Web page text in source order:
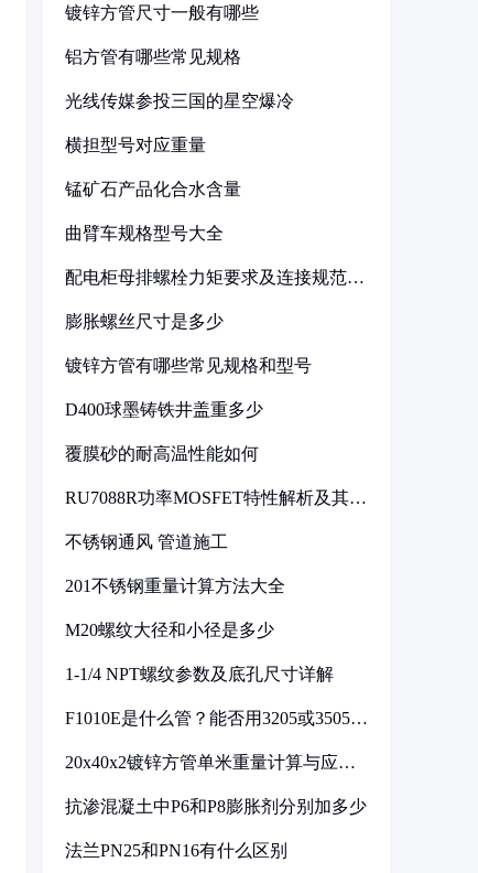
镀锌方管尺寸一般有哪些
铝方管有哪些常见规格
光线传媒参投三国的星空爆冷
横担型号对应重量
锰矿石产品化合水含量
曲臂车规格型号大全
配电柜母排螺栓力矩要求及连接规范详
膨胀螺丝尺寸是多少
镀锌方管有哪些常见规格和型号
D400球墨铸铁井盖重多少
覆膜砂的耐高温性能如何
RU7088R功率MOSFET特性解析及其在
不锈钢通风 管道施工
201不锈钢重量计算方法大全
M20螺纹大径和小径是多少
1-1/4 NPT螺纹参数及底孔尺寸详解
F1010E是什么管？能否用3205或3505代
20x40x2镀锌方管单米重量计算与应用
抗渗混凝土中P6和P8膨胀剂分别加多少
法兰PN25和PN16有什么区别